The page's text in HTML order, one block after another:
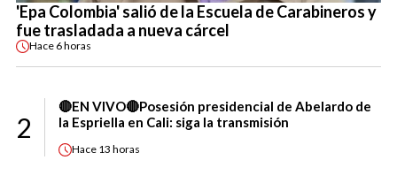
'Epa Colombia' salió de la Escuela de Carabineros y
fue trasladada a nueva cárcel
Hace 6 horas
2
🔴EN VIVO🔴Posesión presidencial de Abelardo de
la Espriella en Cali: siga la transmisión
Hace 13 horas